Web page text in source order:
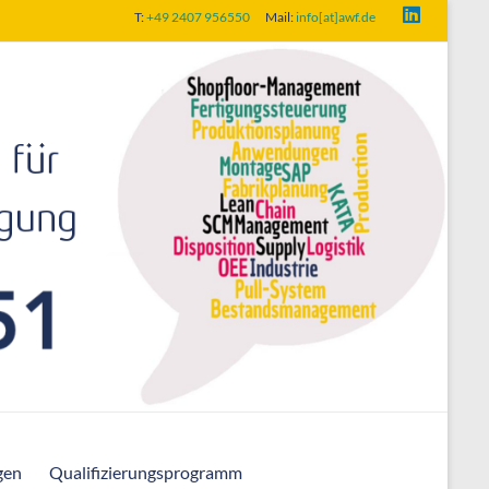
T:+49 2407 956550 Mail:info[at]awf.de
Qualifizierungsprogramm